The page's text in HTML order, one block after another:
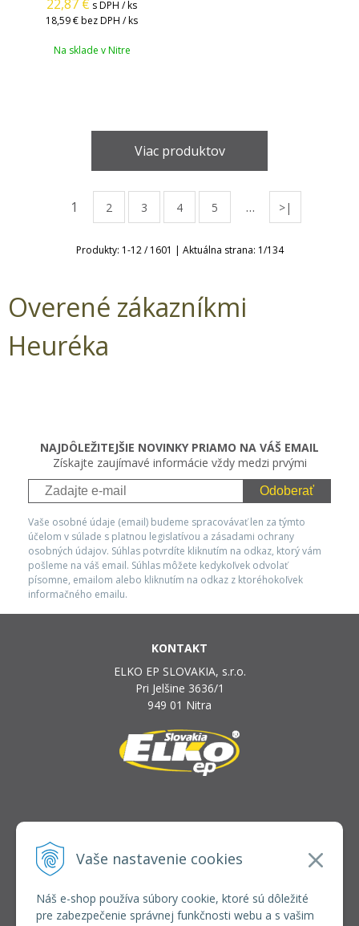
Vaše nastavenie cookies
Náš e-shop používa súbory cookie, ktoré sú dôležité
pre zabezpečenie správnej funkčnosti webu a s vašim
22,87 € s DPH / ks
18,59 €bez DPH / ks
Na sklade v Nitre
Viac produktov
1 2 3 4 5 … >|
Produkty: 1-12/1601 | Aktuálna strana: 1/134
Overené zákazníkmi
Heuréka
NAJDÔLEŽITEJŠIE NOVINKY PRIAMO NA VÁŠ EMAIL
Získajte zaujímavé informácie vždy medzi prvými
Odoberať
Vaše osobné údaje (email) budeme spracovávať len za týmto
účelom v súlade s platnou legislatívou a zásadami ochrany
osobných údajov. Súhlas potvrdíte kliknutím na odkaz, ktorý vám
pošleme na váš email. Súhlas môžete kedykoľvek odvolať
písomne, emailom alebo kliknutím na odkaz z ktoréhokoľvek
informačného emailu.
KONTAKT
ELKO EP SLOVAKIA, s.r.o.
Pri Jelšine 3636/1
949 01 Nitra
INFOLINKA
+421 37 6586 731